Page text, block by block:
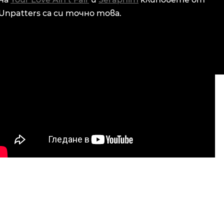
са си точно това.